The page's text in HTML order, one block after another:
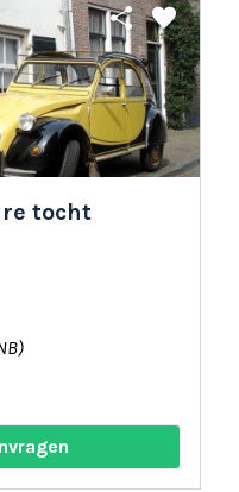
share favorite
tocht